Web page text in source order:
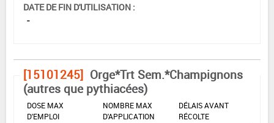
DATE DE FIN D'UTILISATION :
-
[15101245] Orge*Trt Sem.*Champignons
(autres que pythiacées)
DOSE MAX
D'EMPLOI
NOMBRE MAX
D'APPLICATION
DÉLAIS AVANT
RÉCOLTE